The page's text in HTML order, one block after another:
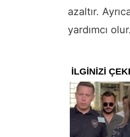
azaltır.
yardımcı olur.